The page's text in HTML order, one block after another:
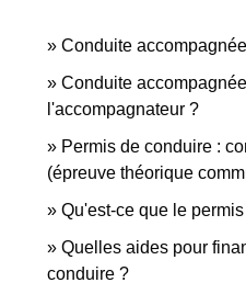
Conduite
Conduite
l'accompagnateur ?
Permis de conduire :
(épreuve théorique
Qu'est-ce que le
Quelles aides pour
conduire ?